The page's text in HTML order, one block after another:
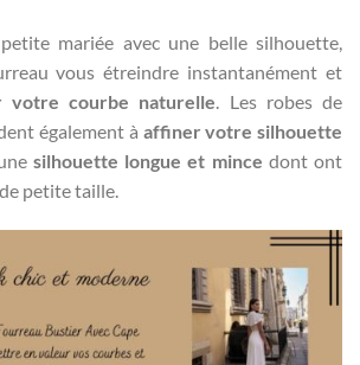
mariée avec une belle silhouette,
vous étreindre instantanément et
votre courbe naturelle. Les robes de
également à affiner votre silhouette
silhouette longue et mince dont ont
petite taille.